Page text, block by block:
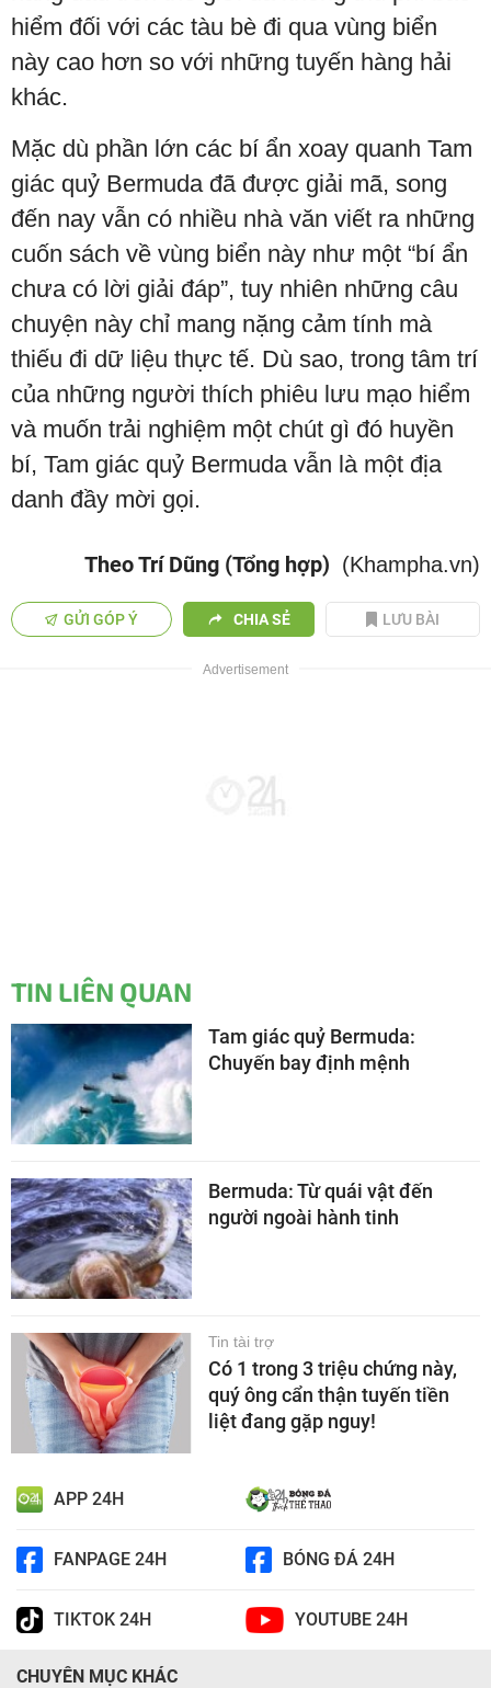
hiểm đối với các tàu bè đi qua vùng biển
này cao hơn so với những tuyến hàng hải
khác.
Mặc dù phần lớn các bí ẩn xoay quanh Tam
giác quỷ Bermuda đã được giải mã, song
đến nay vẫn có nhiều nhà văn viết ra những
cuốn sách về vùng biển này như một “bí ẩn
chưa có lời giải đáp”, tuy nhiên những câu
chuyện này chỉ mang nặng cảm tính mà
thiếu đi dữ liệu thực tế. Dù sao, trong tâm trí
của những người thích phiêu lưu mạo hiểm
và muốn trải nghiệm một chút gì đó huyền
bí, Tam giác quỷ Bermuda vẫn là một địa
danh đầy mời gọi.
Theo Trí Dũng (Tổng hợp) (Khampha.vn)
GỬI GÓP Ý CHIA SẺ LƯU BÀI
TIN LIÊN QUAN
Tam giác quỷ Bermuda:
Chuyến bay định mệnh
Bermuda: Từ quái vật đến
người ngoài hành tinh
Tin tài trợ
Có 1 trong 3 triệu chứng này,
quý ông cẩn thận tuyến tiền
liệt đang gặp nguy!
APP 24H
FANPAGE 24H BÓNG ĐÁ 24H
TIKTOK 24H YOUTUBE 24H
CHUYÊN MỤC KHÁC